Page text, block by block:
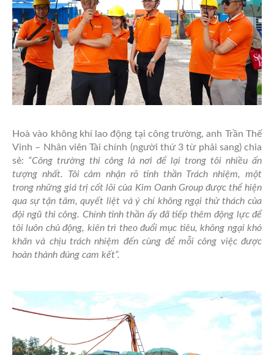
Hoà vào không khí lao động tại công trường, anh Trần Thế
Vinh – Nhân viên Tài chính (người thứ 3 từ phải sang) chia
sẻ: “Công trường thi công là nơi để lại trong tôi nhiều ấn
tượng nhất. Tôi cảm nhận rõ tinh thần Trách nhiệm, một
trong những giá trị cốt lõi của Kim Oanh Group được thể hiện
qua sự tận tâm, quyết liệt và ý chí không ngại thử thách của
đội ngũ thi công. Chính tinh thần ấy đã tiếp thêm động lực để
tôi luôn chủ động, kiên trì theo đuổi mục tiêu, không ngại khó
khăn và chịu trách nhiệm đến cùng để mỗi công việc được
hoàn thành đúng cam kết”.